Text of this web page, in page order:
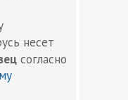
несет
согласно